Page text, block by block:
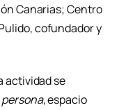
Canarias; Centro
cofundador y
actividad se
, espacio